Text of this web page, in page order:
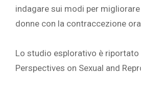
indagare sui modi per migliorare
donne con la contraccezione
Lo studio esplorativo è
Perspectives on Sexual and